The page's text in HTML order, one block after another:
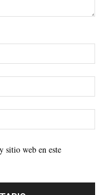
sitio web en este